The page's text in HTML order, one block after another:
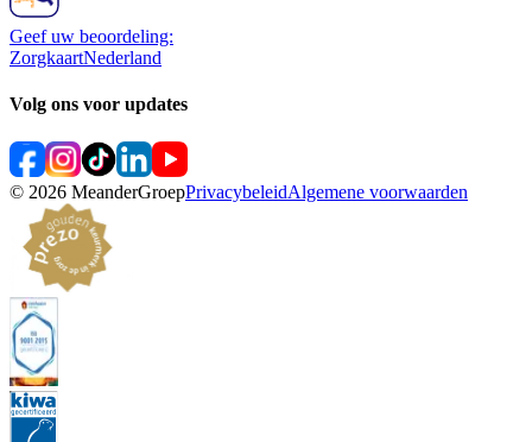
Geef uw beoordeling:
ZorgkaartNederland
Volg ons voor updates
© 2026 MeanderGroepPrivacybeleidAlgemene voorwaarden